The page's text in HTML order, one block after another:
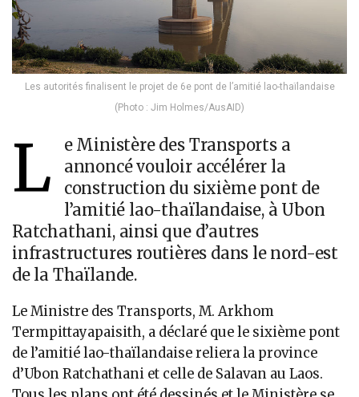
Les autorités finalisent le projet de 6e pont de l’amitié lao-thaïlandaise
(Photo : Jim Holmes/AusAID)
L
e Ministère des Transports a
annoncé vouloir accélérer la
construction du sixième pont de
l’amitié lao-thaïlandaise, à Ubon
Ratchathani, ainsi que d’autres
infrastructures routières dans le nord-est
de la Thaïlande.
Le Ministre des Transports, M. Arkhom
Termpittayapaisith, a déclaré que le sixième pont
de l’amitié lao-thaïlandaise reliera la province
d’Ubon Ratchathani et celle de Salavan au Laos.